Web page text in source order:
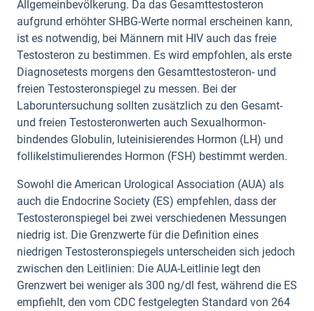
Allgemeinbevölkerung. Da das Gesamttestosteron
aufgrund erhöhter SHBG-Werte normal erscheinen kann,
ist es notwendig, bei Männern mit HIV auch das freie
Testosteron zu bestimmen. Es wird empfohlen, als erste
Diagnosetests morgens den Gesamttestosteron- und
freien Testosteronspiegel zu messen. Bei der
Laboruntersuchung sollten zusätzlich zu den Gesamt-
und freien Testosteronwerten auch Sexualhormon-
bindendes Globulin, luteinisierendes Hormon (LH) und
follikelstimulierendes Hormon (FSH) bestimmt werden.
Sowohl die American Urological Association (AUA) als
auch die Endocrine Society (ES) empfehlen, dass der
Testosteronspiegel bei zwei verschiedenen Messungen
niedrig ist. Die Grenzwerte für die Definition eines
niedrigen Testosteronspiegels unterscheiden sich jedoch
zwischen den Leitlinien: Die AUA-Leitlinie legt den
Grenzwert bei weniger als 300 ng/dl fest, während die ES
empfiehlt, den vom CDC festgelegten Standard von 264